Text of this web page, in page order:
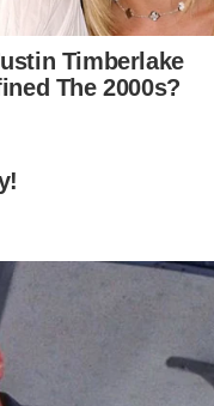
รัวเรือน ตามมาตรา
ทนาการ หรือวัตถุประ
กำหนดอายุขั้นต่ำของผู้
รือสารสกัด
ะสงวนคำแปรญัตติ ที่
ชน์ทั้งต้นทั้งราก กิ่ง ก้า
าของเด็กและเยาวช
นางสาวละอองติยะไ